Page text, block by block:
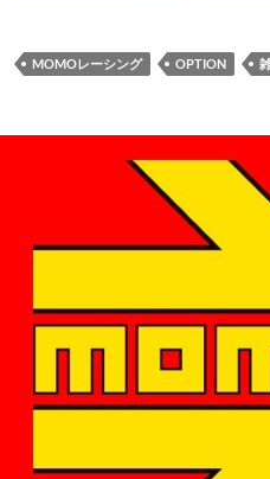
MOMOレーシング OPTION